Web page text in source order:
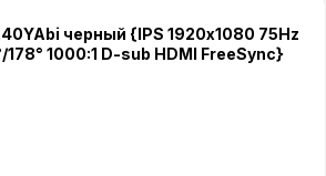
черный {IPS 1920х1080 75Hz
1000:1 D-sub HDMI FreeSync}